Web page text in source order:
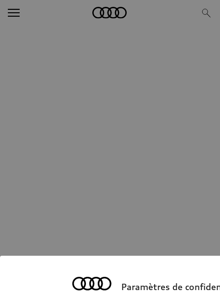
Paramètres de